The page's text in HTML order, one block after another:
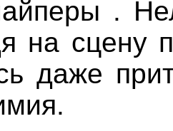
.
на сцену
даже